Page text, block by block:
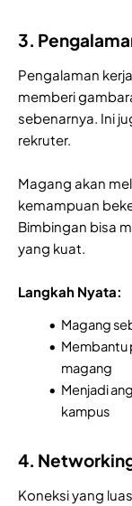
3.
Pengalaman
memberi
sebenarnya. Ini
rekruter.
Magang akan
kemampuan
Bimbingan bisa
yang kuat.
Langkah Nyata:
Magang
Membantu
magang
Menjadi
kampus
4.
Koneksi yang